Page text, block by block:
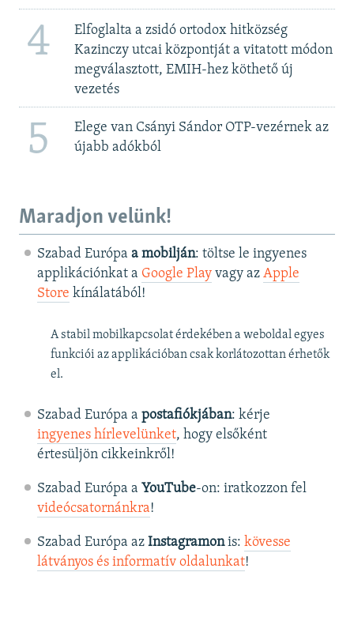
4
Elfoglalta a zsidó ortodox hitközség
Kazinczy utcai központját a vitatott módon
megválasztott, EMIH-hez köthető új
vezetés
5
Elege van Csányi Sándor OTP-vezérnek az
újabb adókból
Maradjon velünk!
Szabad Európa a mobilján: töltse le ingyenes
applikációnkat a Google Playvagy az Apple
Store kínálatából!
A stabil mobilkapcsolat érdekében a weboldal egyes
funkciói az applikációban csak korlátozottan érhetők
el.
Szabad Európa a postafiókjában: kérje
ingyenes hírlevelünket, hogy elsőként
értesüljön cikkeinkről!
Szabad Európa a YouTube-on: iratkozzon fel
videócsatornánkra!
Szabad Európa az Instagramonis: kövesse
látványos és informatív oldalunkat! ​